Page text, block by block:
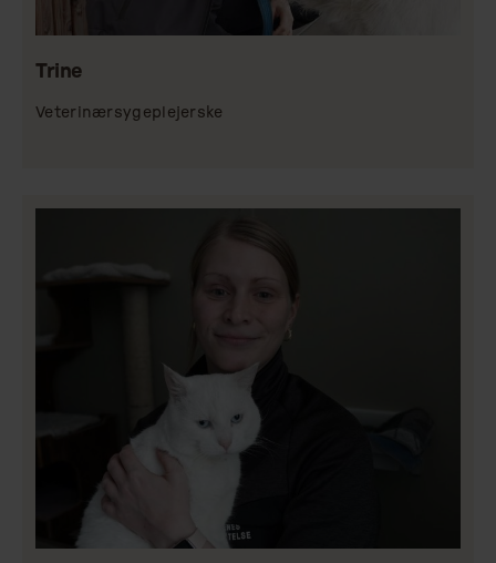
Trine
Veterinærsygeplejerske